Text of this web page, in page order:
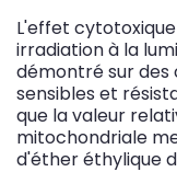
L'effet
irradiation à la
démontré sur des
sensibles et
que la valeur
mitochondriale
d'éther éthylique